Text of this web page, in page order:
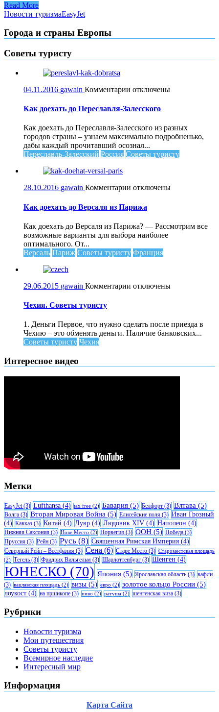
Read More
Новости туризмаEasyJet
Города и страны Европы
Советы туристу
04.11.2016 gawain Комментарии к
Как
Переславля-
Залесского
отключены
Как доехать до Переславля-Залесского
Как доехать до Переславля-Залесского из разных
городов страны – узнаем максимально подробненько,
дабы каждый прочитавший осознал...
Переславль-Залесский Россия Советы туристу
28.10.2016 gawain Комментарии к
Как
доехать
Версаля
из
Парижа
отключены
Как доехать до Версаля из Парижа
Как доехать до Версаля из Парижа? — Рассмотрим все
возможные варианты для выбора наиболее
оптимального. От...
Версаль Париж Советы туристу Франция
29.06.2015 gawain Комментарии котключены
Чехия. Советы туристу
1. Деньги Первое, что нужно сделать после приезда в
Чехию – это обменять деньги. Наличие банковских...
Советы туристу Чехия
Интересное видео
Метки
EasyJet(3) Lufthansa (4) tax free (2) Бавария (5) Белфорт (3) Влтава (5)
Волга (3) Вторая Мировая Война (5) Елисейские поля (3) Иван Грозный
(4) Кавказ (3) Китай (4) Лувр (4) Людовик XIV (4) Наполеон (4)
Нижняя Саксония (3) Нове Место (2) Норвегия (3) ООН (5) Победа (3)
Пруссия (3) Рейн (3) Русь (8) Священная Римская Империя (4)
Северный Рейн – Вестфалия (3) Сена (6) Старе Место (3) Староместская площадь
(2) Тегель (3) Фридрих Вильгельм (3) Шарлоттенбург (3) Шенген (4)
ЮНЕСКО (70) Япония (5) Ярославская область (3) вафли
(3) вацлавская площадь (2) визы (5) евро (2) золотое кольцо России (5)
лоукост (4) на пршикопе (3) пиво (2) ратуша (2) шенгенская виза (3)
Рубрики
Новости туризма
Мои путешествия
Советы туристу
Всемирное наследие
Интересный мир
Информация
Карта Сайта